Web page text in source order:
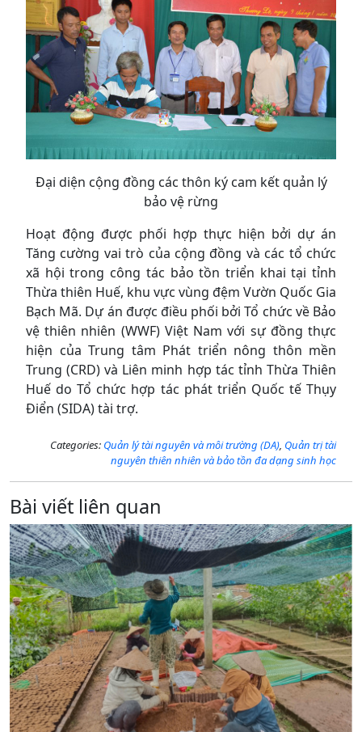
Đại diện cộng đồng các thôn ký cam kết quản lý
bảo vệ rừng
Hoạt động được phối hợp thực hiện bởi dự án
Tăng cường vai trò của cộng đồng và các tổ chức
xã hội trong công tác bảo tồn triển khai tại tỉnh
Thừa thiên Huế, khu vực vùng đệm Vườn Quốc Gia
Bạch Mã. Dự án được điều phối bởi Tổ chức về Bảo
vệ thiên nhiên (WWF) Việt Nam với sự đồng thực
hiện của Trung tâm Phát triển nông thôn mền
Trung (CRD) và Liên minh hợp tác tỉnh Thừa Thiên
Huế do Tổ chức hợp tác phát triển Quốc tế Thụy
Điển (SIDA) tài trợ.
Categories: Quản lý tài nguyên và môi trường (DA), Quản trị tài
nguyên thiên nhiên và bảo tồn đa dạng sinh học
Bài viết liên quan